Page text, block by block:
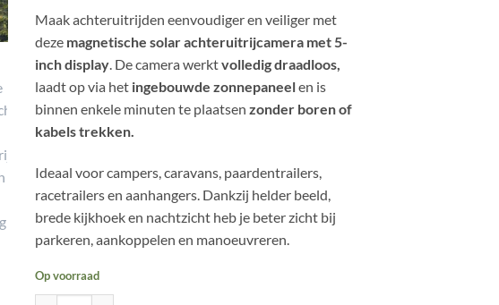
was:
€ 299,99.
is:
€ 229,99.
Maak achteruitrijden eenvoudiger en veiliger met
deze magnetische solar achteruitrijcamera met 5-
inch display . De camera werktvolledig draadloos,
laadt op via het ingebouwde zonnepaneelen is
binnen enkele minuten te plaatsenzonder boren of
kabels trekken.
Ideaal voor campers, caravans, paardentrailers,
racetrailers en aanhangers. Dankzij helder beeld,
brede kijkhoek en nachtzicht heb je beter zicht bij
parkeren, aankoppelen en manoeuvreren.
Op voorraad